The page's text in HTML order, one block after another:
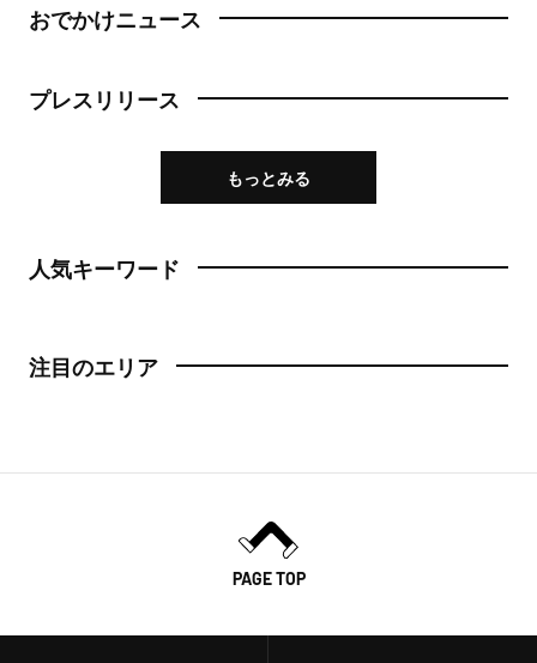
おでかけニュース
プレスリリース
もっとみる
人気キーワード
注目のエリア
PAGE TOP